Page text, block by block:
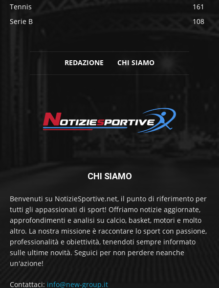
Tennis
161
Serie B
108
REDAZIONE CHI SIAMO
CHI SIAMO
Benvenuti su NotizieSportive.net, il punto di riferimento per
tutti gli appassionati di sport! Offriamo notizie aggiornate,
approfondimenti e analisi su calcio, basket, motori e molto
altro. La nostra missione è raccontare lo sport con passione,
professionalità e obiettività, tenendoti sempre informato
sulle ultime novità. Seguici per non perdere neanche
un'azione!
Contattaci: info@new-group.it